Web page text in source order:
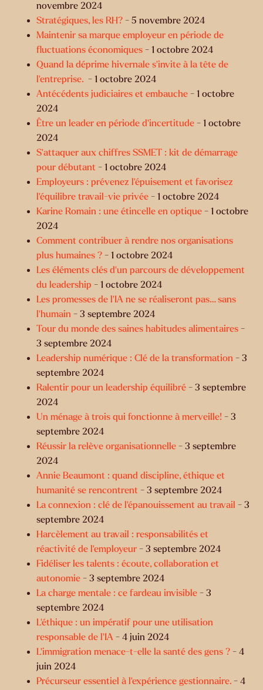
novembre 2024
Stratégiques, les RH? - 5 novembre 2024
Maintenir sa marque employeur en période de
fluctuations économiques - 1 octobre 2024
Quand la déprime hivernale s'invite à la tête de
l’entreprise. - 1 octobre 2024
Antécédents judiciaires et embauche - 1 octobre
2024
Être un leader en période d’incertitude - 1 octobre
2024
S’attaquer aux chiffres SSMET : kit de démarrage
pour débutant - 1 octobre 2024
Employeurs : prévenez l'épuisement et favorisez
l'équilibre travail-vie privée - 1 octobre 2024
Karine Romain : une étincelle en optique - 1 octobre
2024
Comment contribuer à rendre nos organisations
plus humaines ? - 1 octobre 2024
Les éléments clés d'un parcours de développement
du leadership - 1 octobre 2024
Les promesses de l’IA ne se réaliseront pas… sans
l’humain - 3 septembre 2024
Tour du monde des saines habitudes alimentaires -
3 septembre 2024
Leadership numérique : Clé de la transformation - 3
septembre 2024
Ralentir pour un leadership équilibré - 3 septembre
2024
Un ménage à trois qui fonctionne à merveille! - 3
septembre 2024
Réussir la relève organisationnelle - 3 septembre
2024
Annie Beaumont : quand discipline, éthique et
humanité se rencontrent - 3 septembre 2024
La connexion : clé de l’épanouissement au travail - 3
septembre 2024
Harcèlement au travail : responsabilités et
réactivité de l'employeur - 3 septembre 2024
Fidéliser les talents : écoute, collaboration et
autonomie - 3 septembre 2024
La charge mentale : ce fardeau invisible - 3
septembre 2024
L’éthique : un impératif pour une utilisation
responsable de l’IA - 4 juin 2024
L’immigration menace-t-elle la santé des gens ? - 4
juin 2024
Précurseur essentiel à l’expérience gestionnaire. - 4